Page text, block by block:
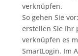
verknüpfen.
So gehen Sie
erstellen Sie Ihr
verknüpfen es
SmartLogin. Im